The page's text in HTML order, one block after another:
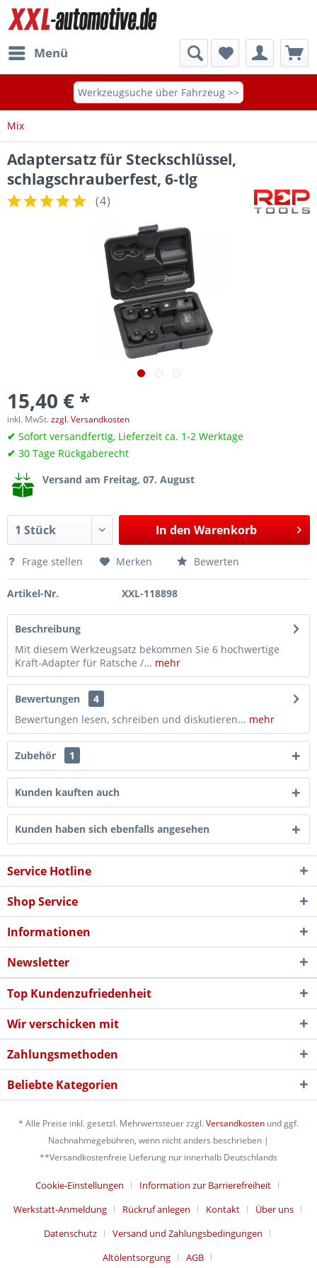
Menü
Werkzeugsuche über Fahrzeug >>
Mix
Adaptersatz für Steckschlüssel,
schlagschrauberfest, 6-tlg
(4)
15,40 € *
inkl. MwSt.zzgl. Versandkosten
✔ Sofort versandfertig, Lieferzeit ca. 1-2 Werktage
✔ 30 Tage Rückgaberecht
Versand am Freitag, 07. August
In den Warenkorb
Frage stellen Merken Bewerten
Artikel-Nr. XXL-118898
Beschreibung
Mit diesem Werkzeugsatz bekommen Sie 6 hochwertige
Kraft-Adapter für Ratsche /... mehr
Bewertungen
4
Bewertungen lesen, schreiben und diskutieren... mehr
Zubehör 1
Kunden kauften auch
Kunden haben sich ebenfalls angesehen
Service Hotline
Shop Service
Informationen
Newsletter
Top Kundenzufriedenheit
Wir verschicken mit
Zahlungsmethoden
Beliebte Kategorien
* Alle Preise inkl. gesetzl. Mehrwertsteuer zzgl.Versandkosten und ggf.
Nachnahmegebühren, wenn nicht anders beschrieben |
**Versandkostenfreie Lieferung nur innerhalb Deutschlands
Cookie-Einstellungen
Information zur Barrierefreiheit
Werkstatt-Anmeldung
Rückruf anlegen Kontakt
Über uns
Datenschutz
Versand und Zahlungsbedingungen
Altölentsorgung
AGB